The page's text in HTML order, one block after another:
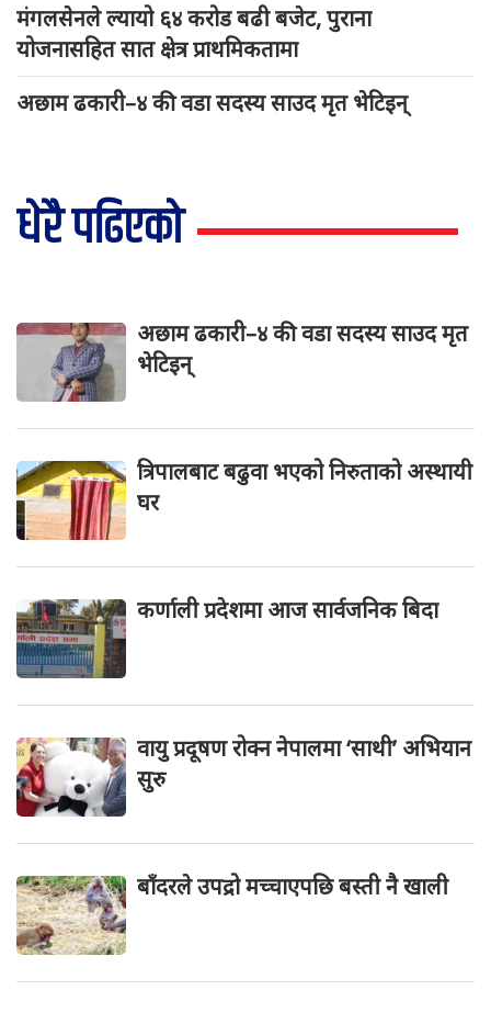
मंगलसेनले ल्यायो ६४ करोड बढी बजेट, पुराना
योजनासहित सात क्षेत्र प्राथमिकतामा
अछाम ढकारी–४ की वडा सदस्य साउद मृत भेटिइन्
धेरै पढिएको
अछाम ढकारी–४ की वडा सदस्य साउद मृत
भेटिइन्
त्रिपालबाट बढुवा भएको निरुताको अस्थायी
घर
कर्णाली प्रदेशमा आज सार्वजनिक बिदा
वायु प्रदूषण रोक्न नेपालमा ‘साथी’ अभियान
सुरु
बाँदरले उपद्रो मच्चाएपछि बस्ती नै खाली